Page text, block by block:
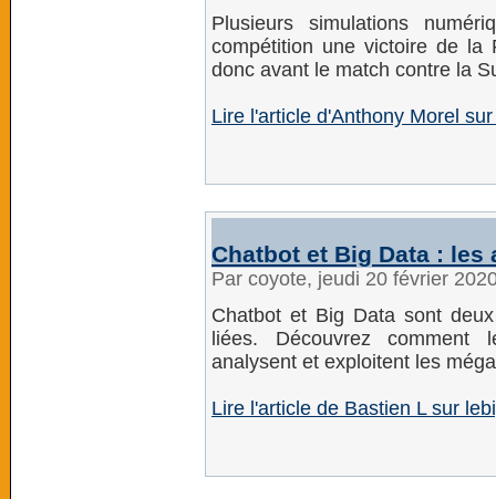
Plusieurs simulations
compétition une victoire de
donc avant le match contre la
Lire l'article d'Anthony Morel
Chatbot et Big Data :
Par coyote, jeudi 20 février
Chatbot et Big Data sont
liées. Découvrez comment
analysent et exploitent les
Lire l'article de Bastien L sur